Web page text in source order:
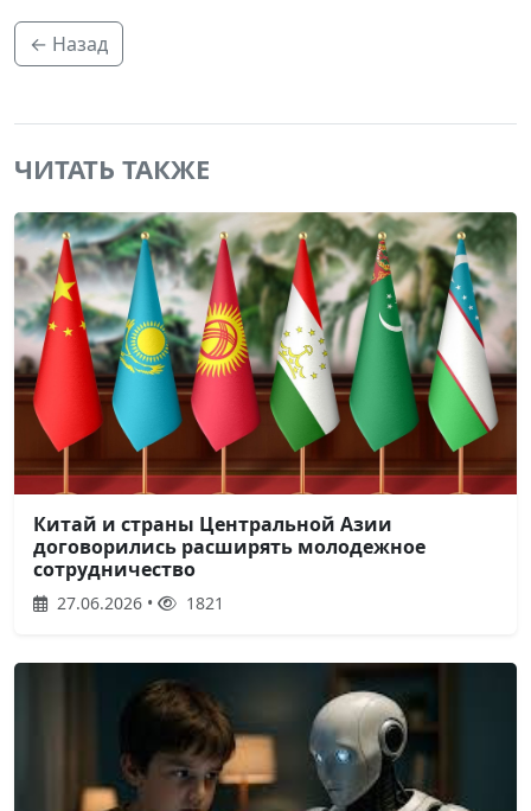
← Назад
ЧИТАТЬ ТАКЖЕ
Китай и страны Центральной Азии
договорились расширять молодежное
сотрудничество
27.06.2026 • 1821